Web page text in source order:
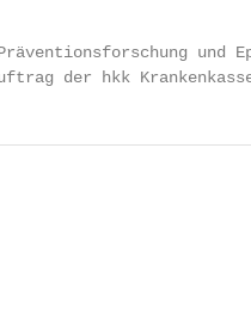
und
der hkk Krankenkasse